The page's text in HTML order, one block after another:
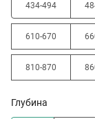
434-494
610-670
810-870
Глубина